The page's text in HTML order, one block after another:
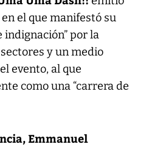
el que manifestó su
indignación” por la
y un medio
evento, al que
como una “carrera de
Emmanuel